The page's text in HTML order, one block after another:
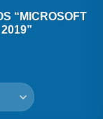
“MICROSOFT